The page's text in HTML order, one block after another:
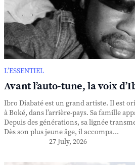
L’ESSENTIEL
Avant l’auto-tune, la voix
Ibro Diabaté est un grand artiste. Il est
à Boké, dans l’arrière-pays. Sa famille
Depuis des générations, sa lignée
Dès son plus jeune âge, il accompa...
27 July, 2026